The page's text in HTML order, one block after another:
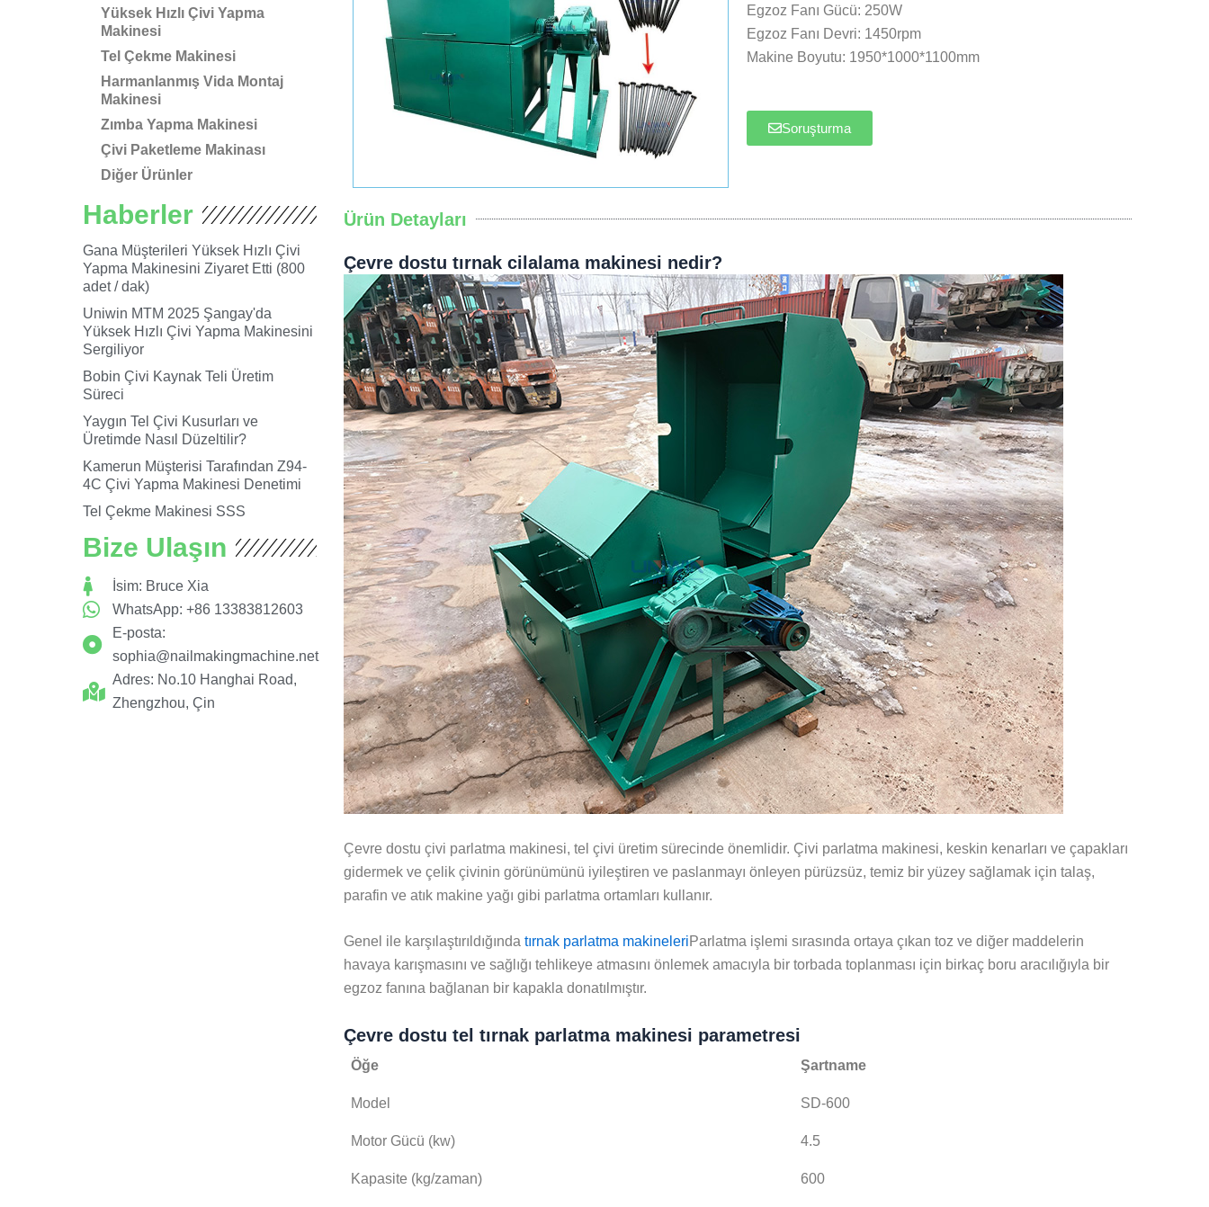
Yüksek Hızlı Çivi Yapma
Makinesi
Tel Çekme Makinesi
Harmanlanmış Vida Montaj
Makinesi
Zımba Yapma Makinesi
Çivi Paketleme Makinası
Diğer Ürünler
Haberler
Gana Müşterileri Yüksek Hızlı Çivi
Yapma Makinesini Ziyaret Etti (800
adet / dak)
Uniwin MTM 2025 Şangay'da
Yüksek Hızlı Çivi Yapma Makinesini
Sergiliyor
Bobin Çivi Kaynak Teli Üretim
Süreci
Yaygın Tel Çivi Kusurları ve
Üretimde Nasıl Düzeltilir?
Kamerun Müşterisi Tarafından Z94-
4C Çivi Yapma Makinesi Denetimi
Tel Çekme Makinesi SSS
Bize Ulaşın
İsim: Bruce Xia
WhatsApp: +86 13383812603
E-posta:
sophia@nailmakingmachine.net
Adres: No.10 Hanghai Road,
Zhengzhou, Çin
Egzoz Fanı Gücü: 250W
Egzoz Fanı Devri: 1450rpm
Makine Boyutu: 1950*1000*1100mm
Soruşturma
Ürün Detayları
Çevre dostu tırnak cilalama makinesi nedir?
Çevre dostu çivi parlatma makinesi, tel çivi üretim sürecinde önemlidir. Çivi parlatma makinesi, keskin kenarları ve çapakları
gidermek ve çelik çivinin görünümünü iyileştiren ve paslanmayı önleyen pürüzsüz, temiz bir yüzey sağlamak için talaş,
parafin ve atık makine yağı gibi parlatma ortamları kullanır.
Genel ile karşılaştırıldığında tırnak parlatma makineleriParlatma işlemi sırasında ortaya çıkan toz ve diğer maddelerin
havaya karışmasını ve sağlığı tehlikeye atmasını önlemek amacıyla bir torbada toplanması için birkaç boru aracılığıyla bir
egzoz fanına bağlanan bir kapakla donatılmıştır.
Çevre dostu tel tırnak parlatma makinesi parametresi
Öğe Şartname
Model SD-600
Motor Gücü (kw) 4.5
Kapasite (kg/zaman) 600